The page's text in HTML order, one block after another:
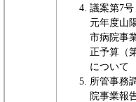
議案第7
元年度山
市病院事
正予算（
について
所管事務
院事業報